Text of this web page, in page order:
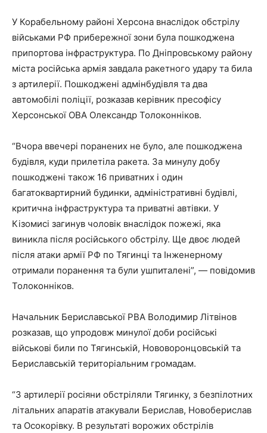
У Корабельному районі Херсона внаслідок обстрілу
військами РФ прибережної зони була пошкоджена
припортова інфраструктура. По Дніпровському району
міста російська армія завдала ракетного удару та била
з артилерії. Пошкоджені адмінбудівля та два
автомобілі поліції, розказав керівник пресофісу
Херсонської ОВА Олександр Толоконніков.
“Вчора ввечері поранених не було, але пошкоджена
будівля, куди прилетіла ракета. За минулу добу
пошкоджені також 16 приватних і один
багатоквартирний будинки, адміністративні будівлі,
критична інфраструктура та приватні автівки. У
Кізомисі загинув чоловік внаслідок пожежі, яка
виникла після російського обстрілу. Ще двоє людей
після атаки армії РФ по Тягинці та Інженерному
отримали поранення та були ушпиталені”, — повідомив
Толоконніков.
Начальник Бериславської РВА Володимир Літвінов
розказав, що упродовж минулої доби російські
військові били по Тягинській, Нововоронцовській та
Бериславській територіальним громадам.
“З артилерії росіяни обстріляли Тягинку, з безпілотних
літальних апаратів атакували Берислав, Новоберислав
та Осокорівку. В результаті ворожих обстрілів